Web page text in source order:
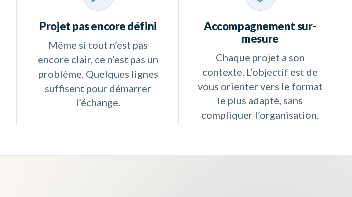
Projet pas encore défini
Même si tout n’est pas
encore clair, ce n’est pas un
problème. Quelques lignes
suffisent pour démarrer
l’échange.
Accompagnement sur-
mesure
Chaque projet a son
contexte. L’objectif est de
vous orienter vers le format
le plus adapté, sans
compliquer l’organisation.